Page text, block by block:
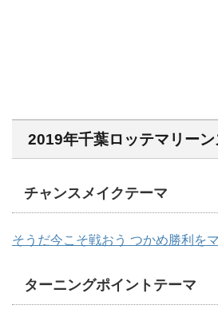
2019年千葉ロッテマリー
チャンスメイクテーマ
そうだ今こそ戦おう つかめ勝利を
ターニングポイントテーマ